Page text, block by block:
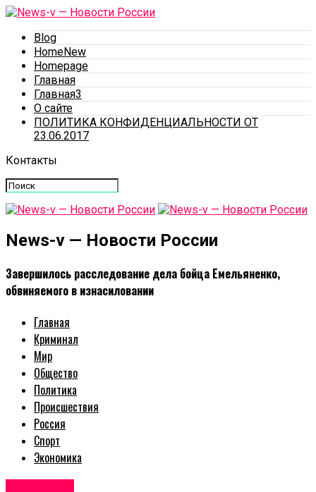
Blog
HomeNew
Homepage
Главная
Главная3
О сайте
ПОЛИТИКА КОНФИДЕНЦИАЛЬНОСТИ ОТ
23.06.2017
Контакты
News-v — Новости России
Завершилось расследование дела бойца Емельяненко,
обвиняемого в изнасиловании
Главная
Криминал
Мир
Общество
Политика
Происшествия
Россия
Спорт
Экономика